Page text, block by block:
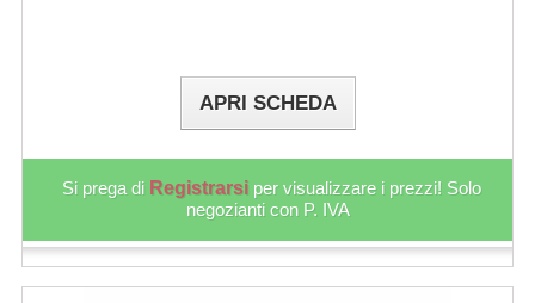
APRI SCHEDA
Si prega di Registrarsi per visualizzare i prezzi! Solo
negozianti con P. IVA